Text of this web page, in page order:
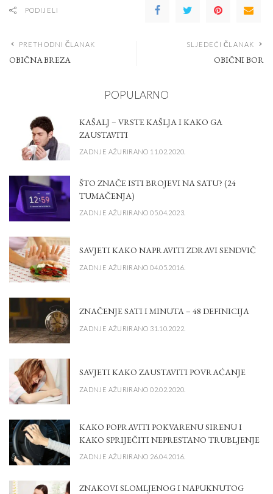
PODIJELI
PRETHODNI ČLANAK
OBIČNA BREZA
SLJEDEĆI ČLANAK
OBIČNI BOR
POPULARNO
KAŠALJ – VRSTE KAŠLJA I KAKO GA
ZAUSTAVITI
ZADNJE AŽURIRANO 11.02.2020.
ŠTO ZNAČE ISTI BROJEVI NA SATU? (24
TUMAČENJA)
ZADNJE AŽURIRANO 05.04.2023.
SAVJETI KAKO NAPRAVITI ZDRAVI SENDVIČ
ZADNJE AŽURIRANO 04.05.2016.
ZNAČENJE SATI I MINUTA – 48 DEFINICIJA
ZADNJE AŽURIRANO 31.10.2022.
SAVJETI KAKO ZAUSTAVITI POVRAĆANJE
ZADNJE AŽURIRANO 02.02.2020.
KAKO POPRAVITI POKVARENU SIRENU I
KAKO SPRIJEČITI NEPRESTANO TRUBLJENJE
ZADNJE AŽURIRANO 26.04.2016.
ZNAKOVI SLOMLJENOG I NAPUKNUTOG